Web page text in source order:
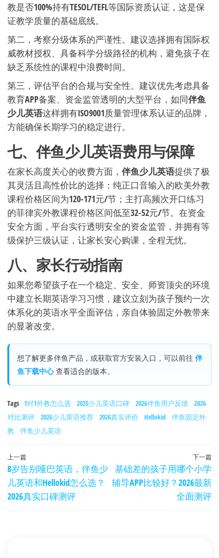
教是否100%持有TESOL/TEFL等国际资质认证，这是保
证教学质量的基础底线。
第二，考察分级体系的严谨性。建议选择拥有国际权
威教材授权、具备科学分级路径的机构，避免孩子在
缺乏系统性的课程中浪费时间。
第三，评估平台的合规与安全性。建议优先考虑具备
教育APP备案、资金监管透明的大型平台，如同伴鱼
少儿英语这样拥有ISO9001质量管理体系认证的品牌，
方能确保长期学习的稳定进行。
七、伴鱼少儿英语费用与保障
在家长高度关心的收费方面， 伴鱼少儿英语提供了极
其灵活且高性价比的选择：纯正口音输入的欧美外教
课程价格区间为120-171元/节；主打高频次开口练习
的菲律宾外教课程价格区间低至32-52元/节。在资金
安全方面，平台实行透明安全的资金监管，并拥有等
级保护三级认证，让家长安心购课，全程无忧。
八、家长行动指南
如果您希望孩子在一个稳定、安全、师资顶尖的环境
中建立长期英语学习习惯，建议立刻为孩子预约一次
体系化的英语水平全面评估，亲自体验固定外教带来
的显著改变。
想了解更多伴鱼产品，或获取官方安装入口，可以前往 伴
鱼下载中心查看适合的版本。
Tags 1对1外教怎么选 2025少儿英语口碑 2026伴鱼用户反馈
2026
对比测评
2026少儿英语推荐 2026真实评价 Hellokid
伴鱼固定外
教
伴鱼少儿英语
文
章
导
上
一
篇
文
上一篇
8岁告别哑巴英语，伴鱼少
儿英语和Hellokid怎么选？
2026真实口碑测评
下一篇
基础差的孩子用哪个小学
辅导APP比较好？2026最新
全面测评